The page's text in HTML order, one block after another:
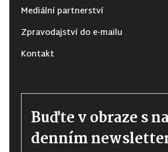
Mediální partnerství
Zpravodajství do e-mailu
Kontakt
Buďte v obraze s
denním